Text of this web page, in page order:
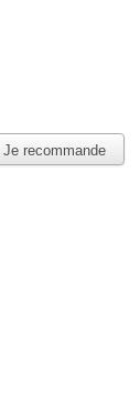
Je recommande